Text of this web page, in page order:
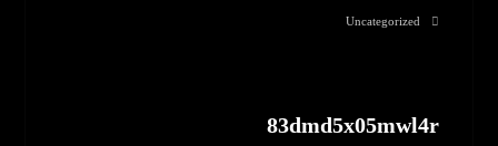
Uncategorized
83dmd5x05mwl4r